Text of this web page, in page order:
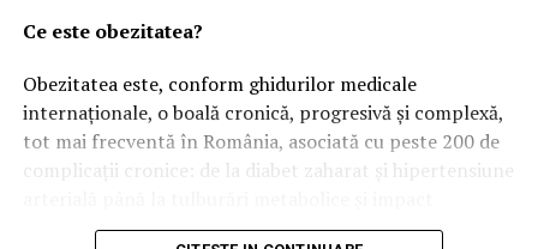
ochii oamenilor la fel etc. A murit ca un “penal”, urmând
să se dispună încetarea procesului penal.
Nu am scris povestea asta ca
Ce este obezitatea?
Obezitatea este, conform ghidurilor medicale
internaționale, o boală cronică, progresivă și complexă,
tot mai frecventă în România, asociată cu peste 200 de
complicații cronice: de la diabet zaharat și hipertensiune
emoțional semnificativ.